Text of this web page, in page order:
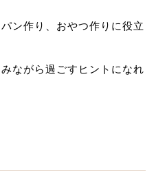
ン作り、おやつ作りに役立
ながら過ごすヒントになれ